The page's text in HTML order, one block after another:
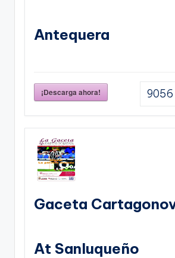
Antequera
¡Descarga ahora! 9056
Gaceta
At Sanluqueño